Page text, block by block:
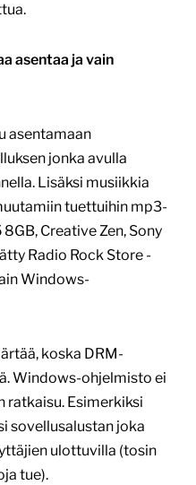
asentaa ja vain
asentamaan
jonka avulla
Lisäksi musiikkia
tuettuihin mp3-
Creative Zen, Sony
Radio Rock Store -
Windows-
koska DRM-
Windows-ohjelmisto ei
ratkaisu. Esimerkiksi
sovellusalustan joka
ulottuvilla (tosin
tue).